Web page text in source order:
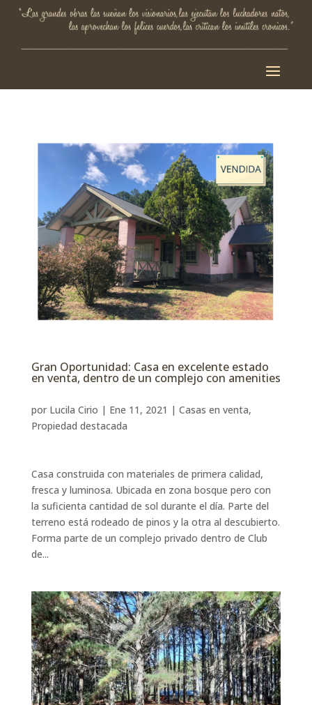
Gran Oportunidad: Casa en excelente estado
en venta, dentro de un complejo con amenities
por Lucila Cirio | Ene 11, 2021 | Casas en venta,
Propiedad destacada
Casa construida con materiales de primera calidad,
fresca y luminosa. Ubicada en zona bosque pero con
la suficienta cantidad de sol durante el día. Parte del
terreno está rodeado de pinos y la otra al descubierto.
Forma parte de un complejo privado dentro de Club
de...